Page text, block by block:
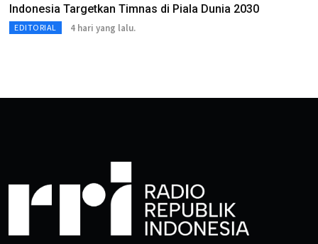
Indonesia Targetkan Timnas di Piala Dunia 2030
EDITORIAL 4 hari yang lalu.